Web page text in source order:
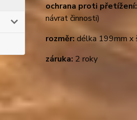
ochrana proti přetížení:
návrat činnosti)
rozměr: délka 199mm x
záruka: 2 roky